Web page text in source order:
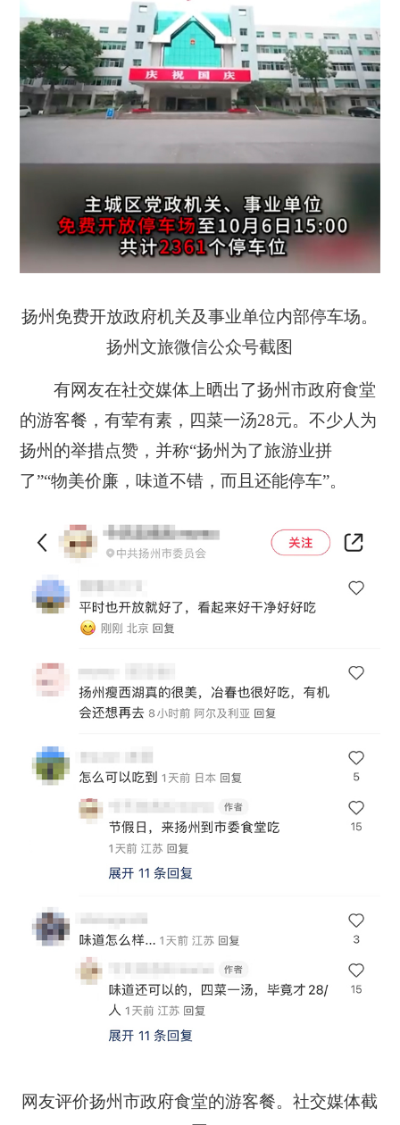
扬州免费开放政府机关及事业单位内部停车场。
扬州文旅微信公众号截图
有网友在社交媒体上晒出了扬州市政府食堂
的游客餐，有荤有素，四菜一汤28元。不少人为
扬州的举措点赞，并称“扬州为了旅游业拼
了”“物美价廉，味道不错，而且还能停车”。
网友评价扬州市政府食堂的游客餐。社交媒体截